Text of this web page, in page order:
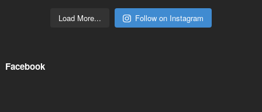
Load More... Follow on Instagram
Facebook